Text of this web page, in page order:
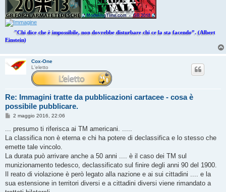
"Chi dice che è impossibile, non dovrebbe disturbare chi ce la sta facendo”. (Albert
Einstein)
Cox-One
L'eletto
Re: Immagini tratte da pubblicazioni cartacee - cosa è
possibile pubblicare.
M
s
s
a
g
i
o
2 maggio 2016, 22:06
... presumo ti riferisca ai TM americani. .....
La classifica non è eterna e chi ha potere di declassifica e lo stesso che
emette tale vincolo.
La durata può arrivare anche a 50 anni .... è il caso dei TM sul
munizionamento tedesco, declassificato sul finire degli anni 90 del 1900.
Il reato di violazione è però legato alla nazione e ai sui cittadini .... e la
sua estensione in territori diversi e a cittadini diversi viene rimandato a